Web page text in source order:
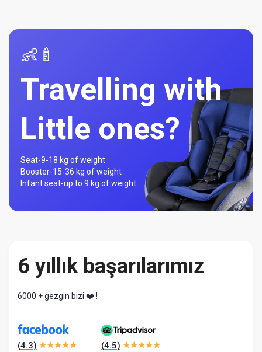
👶🍼
Travelling with
Little ones?
Seat-9-18 kg of weight
Booster-15-36 kg of weight
Infant seat-up to 9 kg of weight
6 yıllık başarılarımız
6000 + gezgin bizi ❤️ !
(4.3) (4.5)